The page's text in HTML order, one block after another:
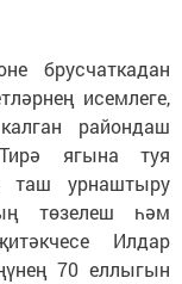
брусчаткадан
исемлеге,
райондаш
Тирә ягына туя
таш урнаштыру
төзелеш һәм
Илдар
70 еллыгын